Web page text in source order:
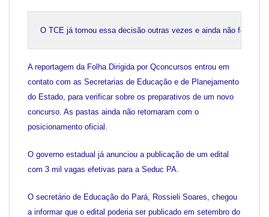
O TCE já tomou essa decisão outras vezes e ainda não foi
A reportagem da Folha Dirigida por Qconcursos entrou em
contato com as Secretarias de Educação e de Planejamento
do Estado, para verificar sobre os preparativos de um novo
concurso. As pastas ainda não retornaram com o
posicionamento oficial.
O governo estadual já anunciou a publicação de um edital
com 3 mil vagas efetivas para a Seduc PA.
O secretário de Educação do Pará, Rossieli Soares, chegou
a informar que o edital poderia ser publicado em setembro do